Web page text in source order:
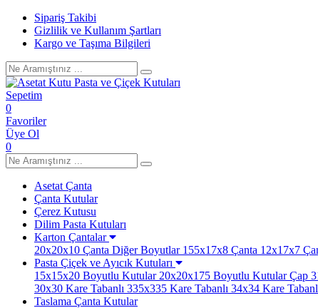
Sipariş Takibi
Gizlilik ve Kullanım Şartları
Kargo ve Taşıma Bilgileri
Sepetim
0
Favoriler
Üye Ol
0
Asetat Çanta
Çanta Kutular
Çerez Kutusu
Dilim Pasta Kutuları
Karton Çantalar
20x20x10 Çanta Diğer Boyutlar155x17x8 Çanta 12x17x7
Pasta Çiçek ve Ayıcık Kutuları
15x15x20 Boyutlu Kutular20x20x175 Boyutlu KutularÇap
30x30 Kare Tabanlı 335x335 Kare Tabanlı 34x34 Kare
Taslama Çanta Kutular